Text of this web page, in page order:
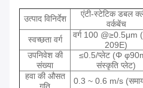
उत्पाद विनिर्देश
एंटी-स्टेटिक डबल
वर्कबेंच
स्वच्छता वर्ग
वर्ग 100 @≥0.5μm
209E)
उपनिवेश की
संख्या
≤0.5/प्लेट (Φ
संस्कृति प्लेट)
हवा की औसत
0.3 ~ 0.6 m/s